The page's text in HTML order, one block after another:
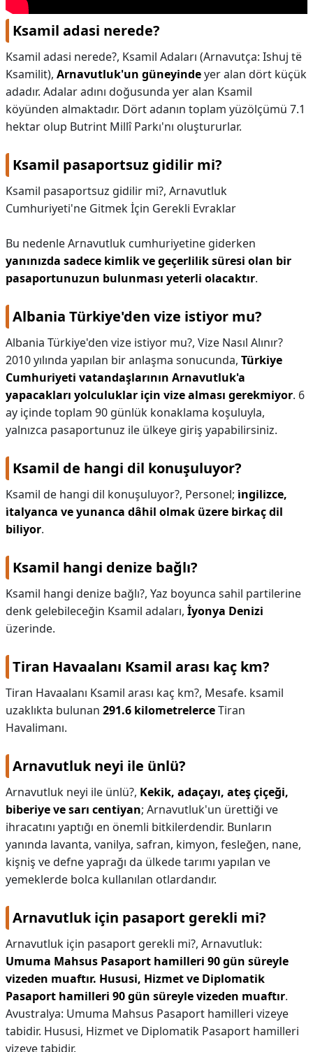
Ksamil adasi nerede?
Ksamil adasi nerede?, Ksamil Adaları (Arnavutça: Ishuj të
Ksamilit), Arnavutluk'un güneyindeyer alan dört küçük
adadır. Adalar adını doğusunda yer alan Ksamil
köyünden almaktadır. Dört adanın toplam yüzölçümü 7.1
hektar olup Butrint Millî Parkı'nı oluştururlar.
Ksamil pasaportsuz gidilir mi?
Ksamil pasaportsuz gidilir mi?, Arnavutluk
Cumhuriyeti'ne Gitmek İçin Gerekli Evraklar
Bu nedenle Arnavutluk cumhuriyetine giderken
yanınızda sadece kimlik ve geçerlilik süresi olan bir
pasaportunuzun bulunması yeterli olacaktır.
Albania Türkiye'den vize istiyor mu?
Albania Türkiye'den vize istiyor mu?, Vize Nasıl Alınır?
2010 yılında yapılan bir anlaşma sonucunda, Türkiye
Cumhuriyeti vatandaşlarının Arnavutluk'a
yapacakları yolculuklar için vize alması gerekmiyor. 6
ay içinde toplam 90 günlük konaklama koşuluyla,
yalnızca pasaportunuz ile ülkeye giriş yapabilirsiniz.
Ksamil de hangi dil konuşuluyor?
Ksamil de hangi dil konuşuluyor?, Personel; i̇ngilizce,
i̇talyanca ve yunanca dâhil olmak üzere birkaç dil
biliyor.
Ksamil hangi denize bağlı?
Ksamil hangi denize bağlı?, Yaz boyunca sahil partilerine
denk gelebileceğin Ksamil adaları, İyonya Denizi
üzerinde.
Tiran Havaalanı Ksamil arası kaç km?
Tiran Havaalanı Ksamil arası kaç km?, Mesafe. ksamil
uzaklıkta bulunan 291.6 kilometrelerceTiran
Havalimanı.
Arnavutluk neyi ile ünlü?
Arnavutluk neyi ile ünlü?, Kekik, adaçayı, ateş çiçeği,
biberiye ve sarı centiyan; Arnavutluk'un ürettiği ve
ihracatını yaptığı en önemli bitkilerdendir. Bunların
yanında lavanta, vanilya, safran, kimyon, fesleğen, nane,
kişniş ve defne yaprağı da ülkede tarımı yapılan ve
yemeklerde bolca kullanılan otlardandır.
Arnavutluk için pasaport gerekli mi?
Arnavutluk için pasaport gerekli mi?, Arnavutluk:
Umuma Mahsus Pasaport hamilleri 90 gün süreyle
vizeden muaftır. Hususi, Hizmet ve Diplomatik
Pasaport hamilleri 90 gün süreyle vizeden muaftır.
Avustralya: Umuma Mahsus Pasaport hamilleri vizeye
tabidir. Hususi, Hizmet ve Diplomatik Pasaport hamilleri
vizeye tabidir.